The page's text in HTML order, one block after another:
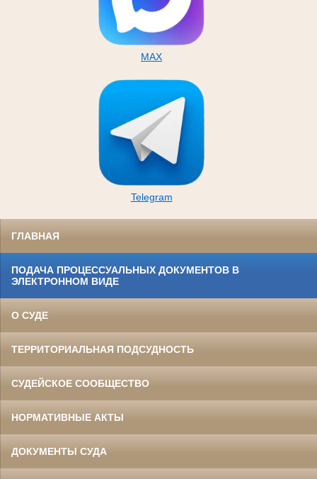
MAX
Telegram
ГЛАВНАЯ
ПОДАЧА ПРОЦЕССУАЛЬНЫХ ДОКУМЕНТОВ В
ЭЛЕКТРОННОМ ВИДЕ
О СУДЕ
ТЕРРИТОРИАЛЬНАЯ ПОДСУДНОСТЬ
СУДЕЙСКОЕ СООБЩЕСТВО
НОРМАТИВНЫЕ АКТЫ
ДОКУМЕНТЫ СУДА